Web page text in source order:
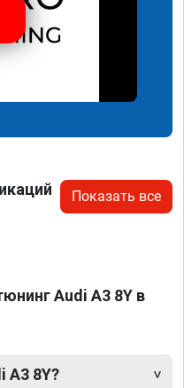
Показать все
Audi A3 8Y в
A3 8Y?